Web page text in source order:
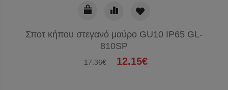
Σποτ κήπου στεγανό μαύρο GU10 IP65 GL-
810SP
17.36€ 12.15€